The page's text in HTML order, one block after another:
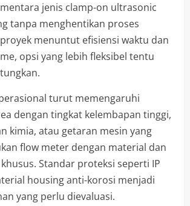
jenis clamp-on ultrasonic
tanpa menghentikan proses
menuntut efisiensi waktu dan
opsi yang lebih fleksibel tentu
turut memengaruhi
dengan tingkat kelembapan tinggi,
kimia, atau getaran mesin yang
flow meter dengan material dan
Standar proteksi seperti IP
housing anti-korosi menjadi
yang perlu dievaluasi.